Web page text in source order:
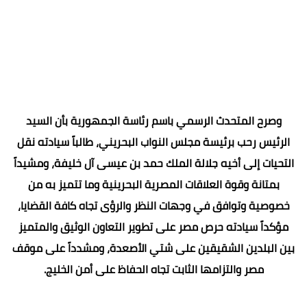
وصرح المتحدث الرسمي باسم رئاسة الجمهورية بأن السيد
الرئيس رحب برئيسة مجلس النواب البحريني، طالباً سيادته نقل
التحيات إلى أخيه جلالة الملك حمد بن عيسى آل خليفة، ومشيداً
بمتانة وقوة العلاقات المصرية البحرينية وما تتميز به من
خصوصية وتوافق في وجهات النظر والرؤى تجاه كافة القضايا،
مؤكداً سيادته حرص مصر على تطوير التعاون الوثيق والمتميز
بين البلدين الشقيقين على شتي الأصعدة، ومشدداً على موقف
مصر والتزامها الثابت تجاه الحفاظ على أمن الخليج.